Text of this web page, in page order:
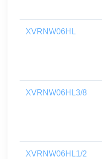
XVRNW06HL
XVRNW06HL3/8
XVRNW06HL1/2